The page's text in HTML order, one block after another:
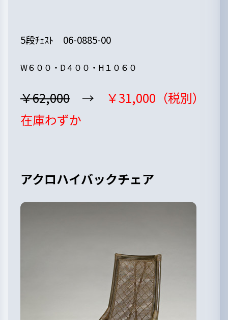
5段ﾁｪｽﾄ 06-0885-00
W６００・D４００・H１０６０
￥62,000 → ￥31,000（税別）
在庫わずか
アクロハイバックチェア